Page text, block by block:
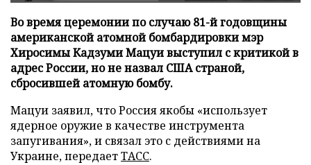
Во время церемонии по случаю 81-й годовщины
американской атомной бомбардировки мэр
Хиросимы Кадзуми Мацуи выступил с критикой в
адрес России, но не назвал США страной,
сбросившей атомную бомбу.
Мацуи заявил, что Россия якобы «использует
ядерное оружие в качестве инструмента
запугивания», и связал это с действиями на
Украине, передаетТАСС.